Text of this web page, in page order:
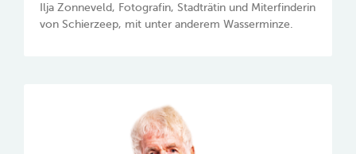
Ilja Zonneveld, Fotografin, Stadträtin und Miterfinderin
von Schierzeep, mit unter anderem Wasserminze.